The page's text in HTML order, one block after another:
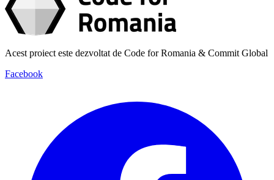
Acest proiect este dezvoltat de Code for Romania & Commit Global
Facebook